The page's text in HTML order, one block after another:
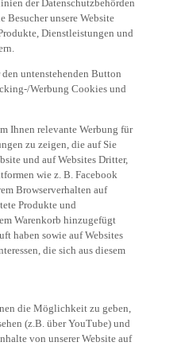
der Datenschutzbehörden
Besucher unsere Website
Dienstleistungen und
untenstehenden Button
Werbung Cookies und
Ihnen relevante Werbung für
zu zeigen, die auf Sie
und auf Websites Dritter,
wie z. B. Facebook
Browserverhalten auf
Produkte und
Warenkorb hinzugefügt
haben sowie auf Websites
die sich aus diesem
die Möglichkeit zu geben,
(z.B. über YouTube) und
von unserer Website auf